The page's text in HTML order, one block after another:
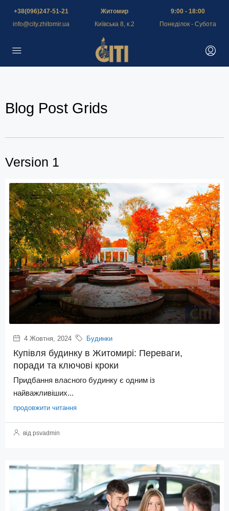
+38(096)247-51-21
info@city.zhitomir.ua
Житомир
Київська 8, к.2
9:00 - 18:00
Понеділок - Субота
Blog Post Grids
Version 1
4 Жовтня, 2024 Будинки
Купівля будинку в Житомирі: Переваги,
поради та ключові кроки
Придбання власного будинку є одним із
найважливіших...
продовжити читання
від psvadmin